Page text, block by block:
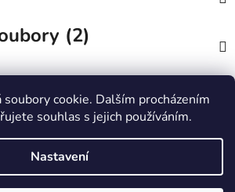
cookie. Dalším procházením
souhlas s jejich používáním.
Nastavení
(2)
Heureka.cz